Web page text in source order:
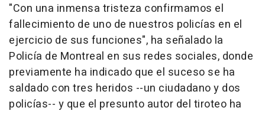
"Con una inmensa tristeza confirmamos el
fallecimiento de uno de nuestros policías en el
ejercicio de sus funciones", ha señalado la
Policía de Montreal en sus redes sociales, donde
previamente ha indicado que el suceso se ha
saldado con tres heridos --un ciudadano y dos
policías-- y que el presunto autor del tiroteo ha